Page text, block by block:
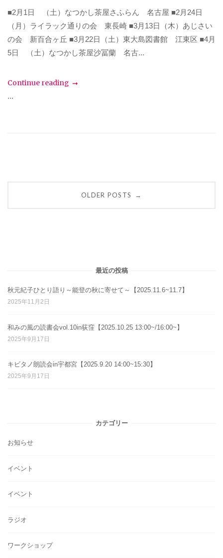
■2月1日 （土）なつかし茶屋さふらん 名古屋 ■2月24日
（月）ライラック通りの会 東長崎 ■3月13日（木）あじさい
の会 新百合ヶ丘 ■3月22日（土）東大島図書館 江東区 ■4月
5日 （土）なつかし茶屋沙冨蘭 名古...
Continue reading
...
OLDER POSTS →
最近の投稿
秋元紀子ひとり語り～能登の秋に寄せて～【2025.11.6~11.7】
2025年11月2日
和みの風の読書会vol.10in荻窪【2025.10.25 13:00~/16:00~】
2025年9月17日
キビタノ朗読会in宇都宮【2025.9.20 14:00~15:30】
2025年9月17日
カテゴリー
お知らせ
イベント
イベント
ラジオ
ワークショップ